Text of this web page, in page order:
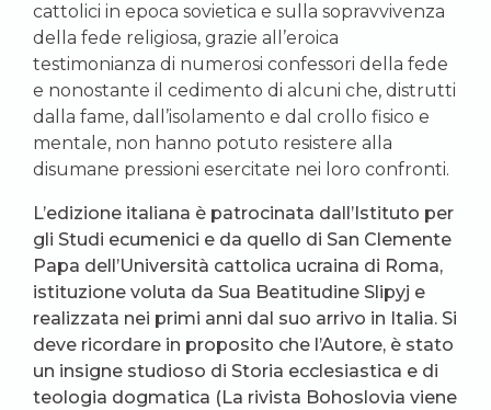
cattolici in epoca sovietica e sulla sopravvivenza
della fede religiosa, grazie all’eroica
testimonianza di numerosi confessori della fede
e nonostante il cedimento di alcuni che, distrutti
dalla fame, dall’isolamento e dal crollo fisico e
mentale, non hanno potuto resistere alla
disumane pressioni esercitate nei loro confronti.
L’edizione italiana è patrocinata dall’Istituto per
gli Studi ecumenici e da quello di San Clemente
Papa dell’Università cattolica ucraina di Roma,
istituzione voluta da Sua Beatitudine Slipyj e
realizzata nei primi anni dal suo arrivo in Italia. Si
deve ricordare in proposito che l’Autore, è stato
un insigne studioso di Storia ecclesiastica e di
teologia dogmatica (La rivista Bohoslovia viene